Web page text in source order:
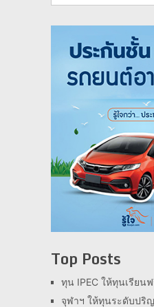
Top Posts
ทุน IPEC ให้ทุนเรียน
จุฬาฯ ให้ทุนระดับปริ